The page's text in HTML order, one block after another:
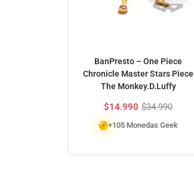
BanPresto – One Piece
Chronicle Master Stars Piece
The Monkey.D.Luffy
$14.990 $34.990
+105 Monedas Geek